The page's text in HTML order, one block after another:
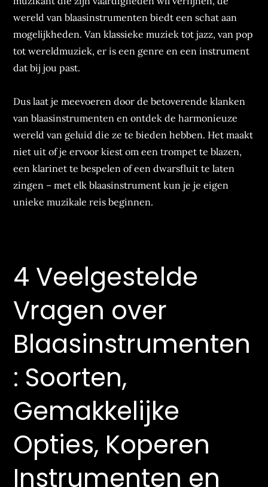
wereld van blaasinstrumenten biedt een schat aan
mogelijkheden. Van klassieke muziek tot jazz, van pop
tot wereldmuziek, er is een genre en een instrument
dat bij jou past.
Dus laat je meevoeren door de betoverende klanken
van blaasinstrumenten en ontdek de harmonieuze
wereld van geluid die ze te bieden hebben. Het maakt
niet uit of je ervoor kiest om een trompet te blazen,
een klarinet te bespelen of een dwarsfluit te laten
zingen – met elk blaasinstrument kun je je eigen
unieke muzikale reis beginnen.
4 Veelgestelde
Vragen over
Blaasinstrumenten
: Soorten,
Gemakkelijke
Opties, Koperen
Instrumenten en